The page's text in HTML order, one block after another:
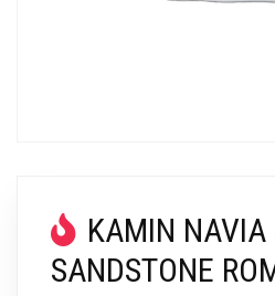
KAMIN
SANDSTONE